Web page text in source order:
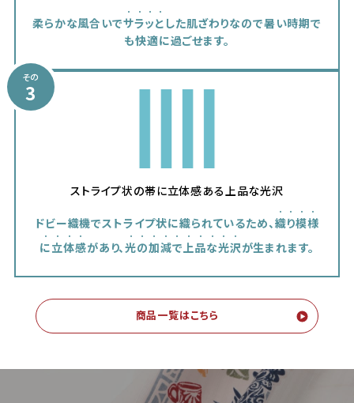
柔らかな風合いでサラッと した肌ざわりなので暑い時期で
も快適に過ごせます。
その
3
ストライプ状の帯に立体感ある上品な光沢
ドビー織機でストライプ状に織られているため、織り模様
に立体感があり、光の加減で上品な光沢が生まれます。
商品一覧はこちら